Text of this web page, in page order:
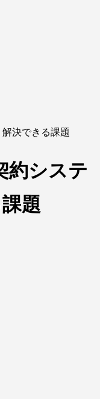
決できる課題
約システ
題